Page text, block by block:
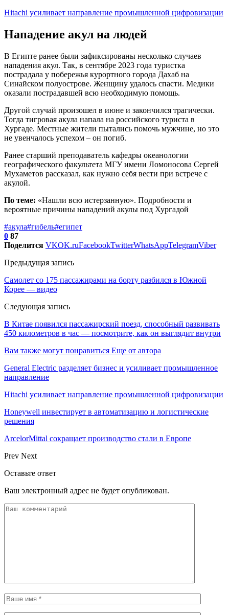
Hitachi усиливает направление промышленной цифровизации
Нападение акул на людей
В Египте ранее были зафиксированы несколько случаев
нападения акул. Так, в сентябре 2023 года туристка
пострадала у побережья курортного города Дахаб на
Синайском полуострове. Женщину удалось спасти. Медики
оказали пострадавшей всю необходимую помощь.
Другой случай произошел в июне и закончился трагически.
Тогда тигровая акула напала на российского туриста в
Хургаде. Местные жители пытались помочь мужчине, но это
не увенчалось успехом – он погиб.
Ранее старший преподаватель кафедры океанологии
географического факультета МГУ имени Ломоносова Сергей
Мухаметов рассказал, как нужно себя вести при встрече с
акулой.
По теме: «Нашли всю истерзанную». Подробности и
вероятные причины нападений акулы под Хургадой
#акула#гибель#египет
0 87
Поделится VKOK.ruFacebookTwitterWhatsAppTelegramViber
Предыдущая запись
Самолет со 175 пассажирами на борту разбился в Южной
Корее — видео
Следующая запись
В Китае появился пассажирский поезд, способный развивать
450 километров в час — посмотрите, как он выглядит внутри
Вам также могут понравиться Еще от автора
General Electric разделяет бизнес и усиливает промышленное
направление
Hitachi усиливает направление промышленной цифровизации
Honeywell инвестирует в автоматизацию и логистические
решения
ArcelorMittal сокращает производство стали в Европе
Prev Next
Оставьте ответ
Ваш электронный адрес не будет опубликован.